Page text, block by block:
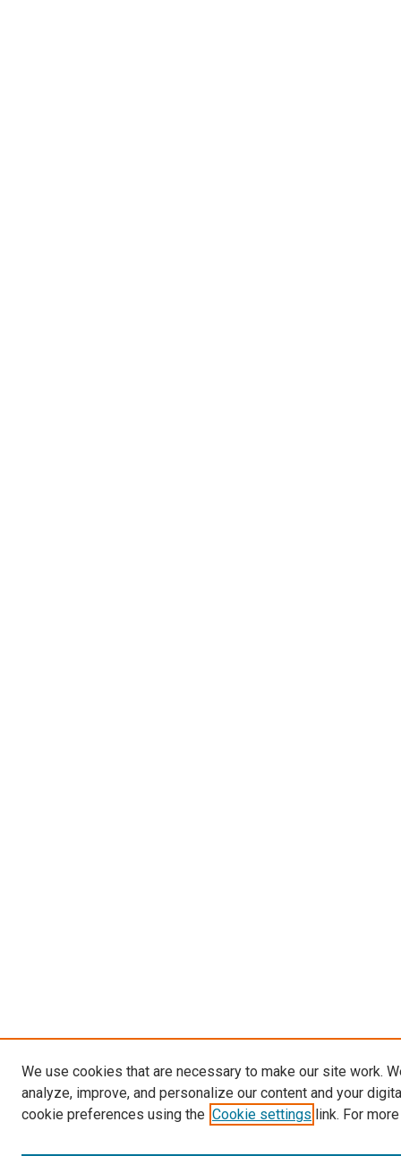
We use cookies that are necessary to make our site work.
analyze, improve, and personalize our content and your
cookie preferences using the Cookie settings link. For